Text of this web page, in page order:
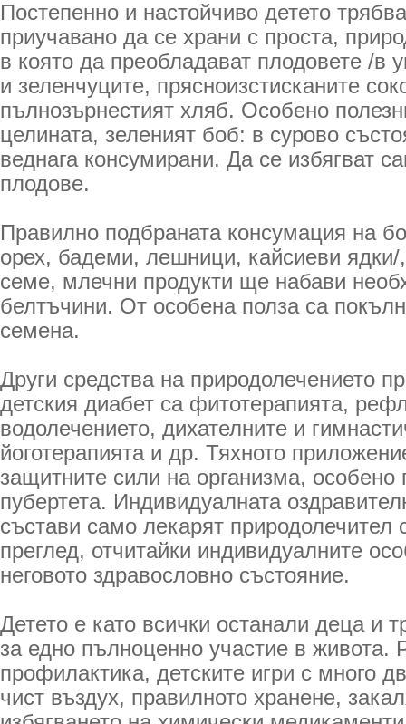
Постепенно и настойчиво детето
приучавано да се храни с проста,
в която да преобладават плодовете /в
и зеленчуците, прясноизстисканите
пълнозърнестият хляб. Особено
целината, зеленият боб: в сурово
веднага консумирани. Да се избягват
плодове.
Правилно подбраната консумация на
орех, бадеми, лешници, кайсиеви ядки/
семе, млечни продукти ще набави
белтъчини. От особена полза са
семена.
Други средства на природолечението
детския диабет са фитотерапията,
водолечението, дихателните и
йоготерапията и др. Тяхното
защитните сили на организма, особено
пубертета. Индивидуалната
състави само лекарят природолечител
преглед, отчитайки индивидуалните
неговото здравословно състояние.
Детето е като всички останали деца и
за едно пълноценно участие в живота.
профилактика, детските игри с много
чист въздух, правилното хранене,